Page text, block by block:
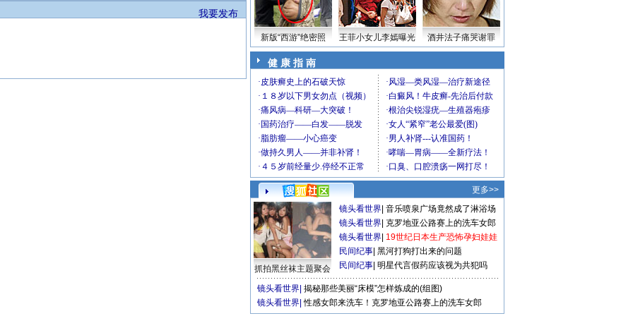
我要发布
新版“西游”绝密照 王菲小女儿李嫣曝光 酒井法子痛哭谢罪
健 康 指 南
更多>>
抓拍黑丝袜主题聚会
镜头看世界 音乐喷泉广场竟然成了淋浴场
镜头看世界 克罗地亚公路赛上的洗车女郎
镜头看世界 19世纪日本生产恐怖孕妇娃娃
民间纪事 黑河打狗打出来的问题
民间纪事 明星代言假药应该视为共犯吗
镜头看世界 揭秘那些美丽“床模”怎样炼成的(组图)
镜头看世界 性感女郎来洗车！克罗地亚公路赛上的洗车女郎